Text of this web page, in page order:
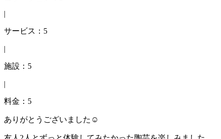
|
サービス：5
|
施設：5
|
料金：5
ありがとうございました☺︎